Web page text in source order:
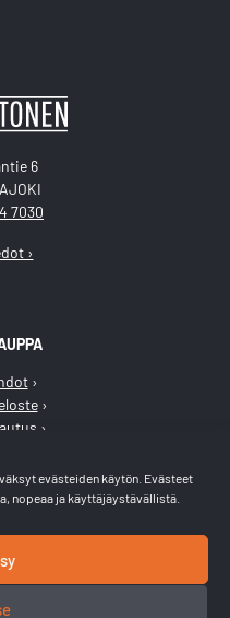
evästeiden käytön. Evästeet
nopeaa ja käyttäjäystävällistä.
6
7030
›